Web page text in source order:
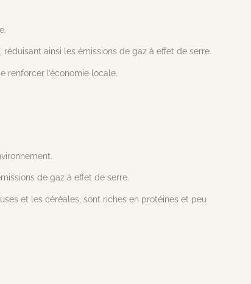
ainsi les émissions de gaz à effet de serre.
l’économie locale.
de gaz à effet de serre.
et les céréales, sont riches en protéines et peu